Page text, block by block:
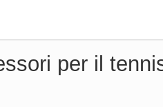
per il